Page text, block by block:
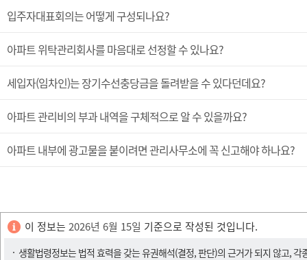
입주자대표회의는 어떻게 구성되나요?
아파트 위탁관리회사를 마음대로 선정할 수 있나요?
세입자(임차인)는 장기수선충당금을 돌려받을 수 있다던데요?
아파트 관리비의 부과 내역을 구체적으로 알 수 있을까요?
아파트 내부에 광고물을 붙이려면 관리사무소에 꼭 신고해야 하나요?
이 정보는 2026년 6월 15일 기준으로 작성된 것입니다.
생활법령정보는 법적 효력을 갖는 유권해석(결정, 판단)의 근거가 되지 않고,